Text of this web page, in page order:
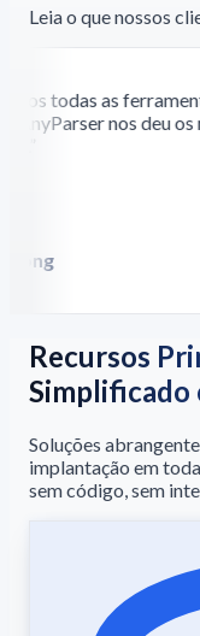
Leia o que nossos
todas as
nos deu os
Recursos
Simplificado
Soluções
implantação em
sem código, sem